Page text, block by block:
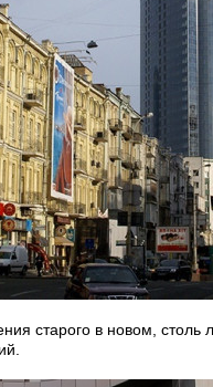
старого в новом,